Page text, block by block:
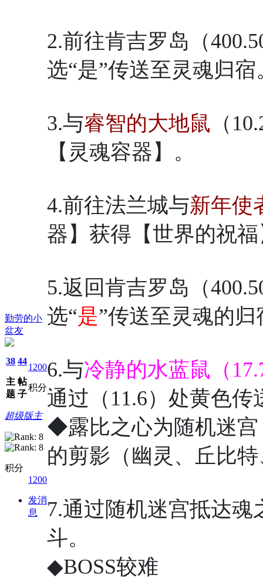
勤劳的小
盆友
38
主
题
44
帖
子
1200
积分
超级版主
积分
1200
发消
息
2.前往肯吉罗岛（
选“是”传送至灵魂归宿
3.与睿智的大地鼠 （
【灵魂容器】。
4.前往法兰城与新年使
器】获得【世界的祝
5.返回肯吉罗岛（
选“是”传送至灵魂的归
6.与冷静的水蓝鼠（
通过（11.6）处黄色
◆露比之心为随机迷宫
的剪影（幽灵、丘比
7.通过随机迷宫抵达魂
斗。
◆BOSS较难